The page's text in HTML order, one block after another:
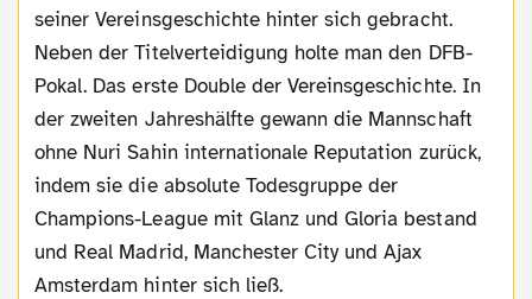
seiner Vereinsgeschichte hinter sich gebracht.
Neben der Titelverteidigung holte man den DFB-
Pokal. Das erste Double der Vereinsgeschichte. In
der zweiten Jahreshälfte gewann die Mannschaft
ohne Nuri Sahin internationale Reputation zurück,
indem sie die absolute Todesgruppe der
Champions-League mit Glanz und Gloria bestand
und Real Madrid, Manchester City und Ajax
Amsterdam hinter sich ließ.